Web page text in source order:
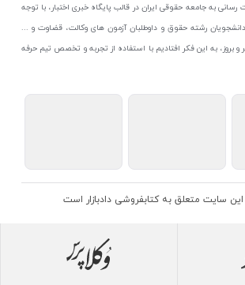
به جامعه حقوقی ایران در قالب پایگاه خبری اختبار، با توجه
رشته حقوق و داوطلبان آزمون های وکالت، قضاوت و ...
و بروز، به این فکر افتادیم با استفاده از تجربه و تخصص تیم حرفه
حقوقی ایران ارائه کنیم. به این منظور با راه اندازی و تجهیز
تهران به منظور ارائه مطمئن ترین خدمات مجموعه بسیار کامل و
به علاقمندان عرضه کرده ایم. علاوه بر این با بهره گیری از فناوری
بتوانند با اطمینان کافی و به اتکای اعتبار این مجموعه قدیمی کتاب و
سایت متعلق به کتابفروشی دادبازار است